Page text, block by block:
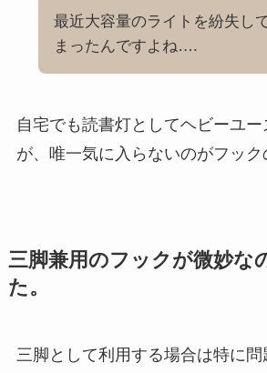
最近大容量のライトを紛失し
まったんですよね….
自宅でも読書灯としてヘビーユ
が、唯一気に入らないのがフック
三脚兼用のフックが微妙な
た。
三脚として利用する場合は特に